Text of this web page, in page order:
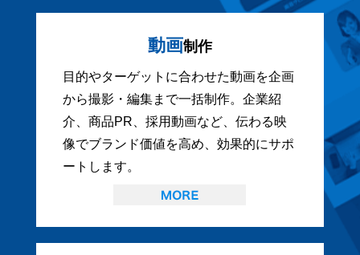
動画制作
目的やターゲットに合わせた動画を企画
から撮影・編集まで一括制作。企業紹
介、商品PR、採用動画など、伝わる映
像でブランド価値を高め、効果的にサポ
ートします。